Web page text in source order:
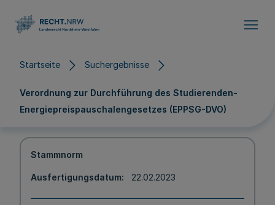
Startseite Suchergebnisse
Verordnung zur Durchführung des Studierenden-
Energiepreispauschalengesetzes (EPPSG-DVO)
Stammnorm
Ausfertigungsdatum 22.02.2023